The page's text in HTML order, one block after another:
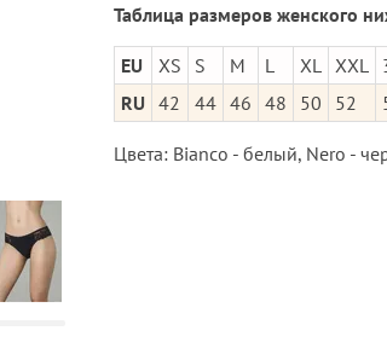
Таблица размеров женского
EU XS S M L XL XXL
RU 42 44 46 48 50 52
Цвета: Bianco - белый, Nero -